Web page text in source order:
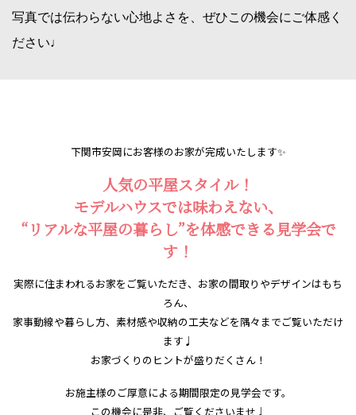
写真では伝わらない心地よさを、ぜひこの機会にご体感く
ださい♩
下関市安岡にお客様のお家が完成いたします✨
人気の平屋スタイル！
モデルハウスでは味わえない、
“リアルな平屋の暮らし”を体感できる見学会で
す！
実際に住まわれるお家をご覧いただき、お家の間取りやデザインはもち
ろん、
家事動線や暮らし方、素材感や収納の工夫などを隅々までご覧いただけ
ます♩
お家づくりのヒントが盛りだくさん！
お施主様のご厚意による期間限定の見学会です。
この機会に是非、ご覧くださいませ♩